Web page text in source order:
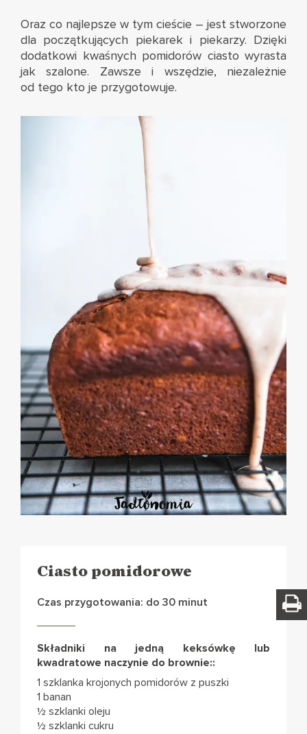
Oraz co najlepsze w tym cieście – jest stworzone
dla początkujących piekarek i piekarzy. Dzięki
dodatkowi kwaśnych pomidorów ciasto wyrasta
jak szalone. Zawsze i wszędzie, niezależnie
od tego kto je przygotowuje.
Ciasto pomidorowe
Czas przygotowania: do 30 minut
Składniki na jedną keksówkę lub
kwadratowe naczynie do brownie::
1 szklanka krojonych pomidorów z puszki
1 banan
½ szklanki oleju
½ szklanki cukru